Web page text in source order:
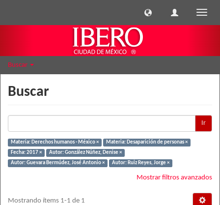
Buscar
Buscar
Ir
Materia: Derechos humanos - México ×
Materia: Desaparición de personas ×
Fecha: 2017 ×
Autor: González Núñez, Denise ×
Autor: Guevara Bermúdez, José Antonio ×
Autor: Ruiz Reyes, Jorge ×
Mostrar filtros avanzados
Mostrando ítems 1-1 de 1